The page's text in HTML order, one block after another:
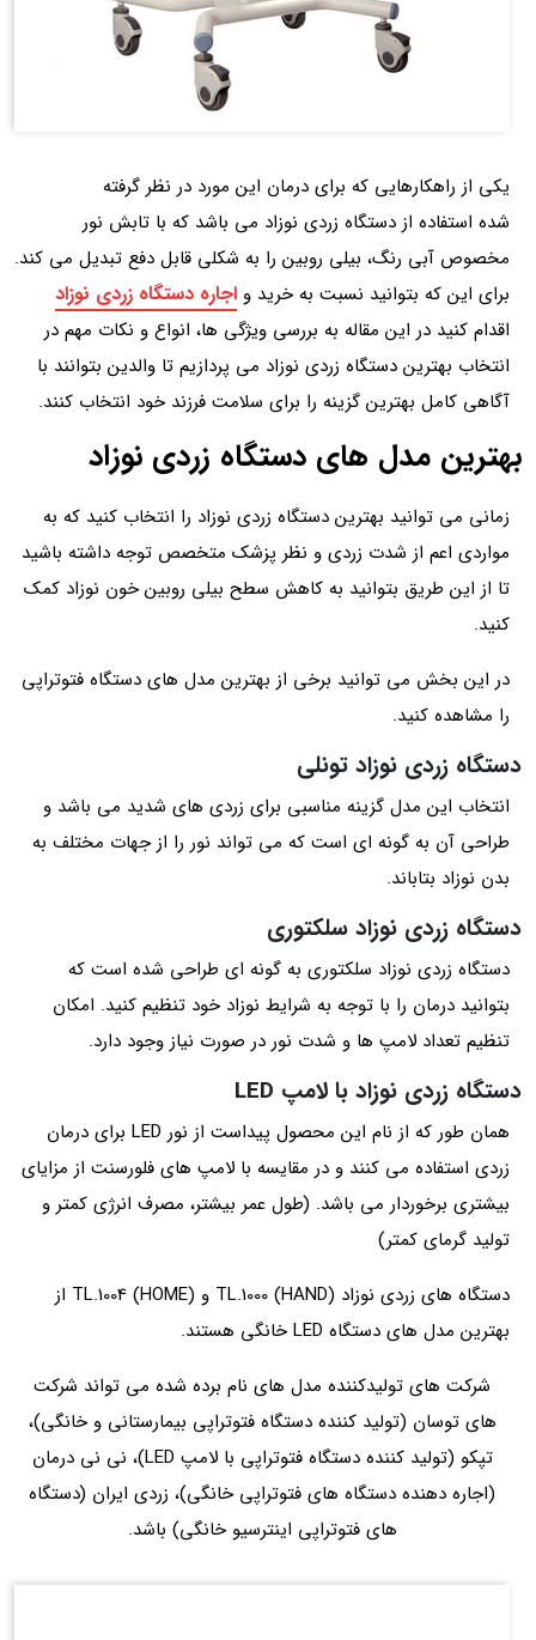
یکی از راهکارهایی که برای درمان این مورد در نظر گرفته
شده استفاده از دستگاه زردی نوزاد می باشد که با تابش نور
مخصوص آبی رنگ، بیلی‌ روبین را به شکلی قابل دفع تبدیل می‌ کند.
برای این که بتوانید نسبت به خرید و اجاره دستگاه زردی نوزاد
اقدام کنید در این مقاله به بررسی ویژگی‌ ها، انواع و نکات مهم در
انتخاب بهترین دستگاه زردی نوزاد می‌ پردازیم تا والدین بتوانند با
آگاهی کامل بهترین گزینه را برای سلامت فرزند خود انتخاب کنند.
بهترین مدل های دستگاه‌ زردی نوزاد
زمانی می توانید بهترین دستگاه زردی نوزاد را انتخاب کنید که به
مواردی اعم از شدت زردی و نظر پزشک متخصص توجه داشته باشید
تا از این طریق بتوانید به کاهش سطح بیلی‌ روبین خون نوزاد کمک
کنید.
در این بخش می توانید برخی از بهترین مدل های دستگاه فتوتراپی
را مشاهده کنید.
دستگاه‌ زردی نوزاد تونلی
انتخاب این مدل گزینه مناسبی برای زردی‌ های شدید می باشد و
طراحی آن به گونه ای است که می تواند نور را از جهات مختلف به
بدن نوزاد بتاباند.
دستگاه‌ زردی نوزاد سلکتوری
دستگاه‌ زردی نوزاد سلکتوری به گونه ای طراحی شده است که
بتوانید درمان را با توجه به شرایط نوزاد خود تنظیم کنید. امکان
تنظیم تعداد لامپ‌ ها و شدت نور در صورت نیاز وجود دارد.
دستگاه زردی نوزاد با لامپ LED
همان طور که از نام این محصول پیداست از نور LED برای درمان
زردی استفاده می‌ کنند و در مقایسه با لامپ‌ های فلورسنت از مزایای
بیشتری برخوردار می باشد. (طول عمر بیشتر، مصرف انرژی کمتر و
تولید گرمای کمتر)
دستگاه های زردی نوزاد TL.1000 (HAND) و TL.1004 (HOME) از
بهترین مدل های دستگاه‌ LED خانگی هستند.
شرکت‌ های تولیدکننده مدل های نام برده شده می تواند شرکت
های توسان (تولید کننده دستگاه فتوتراپی بیمارستانی و خانگی)،
تپکو (تولید کننده دستگاه‌ فتوتراپی با لامپ LED)، نی نی درمان
(اجاره دهنده دستگاه‌ های فتوتراپی خانگی)، زردی ایران (دستگاه‌
های فتوتراپی اینترسیو خانگی) باشد.